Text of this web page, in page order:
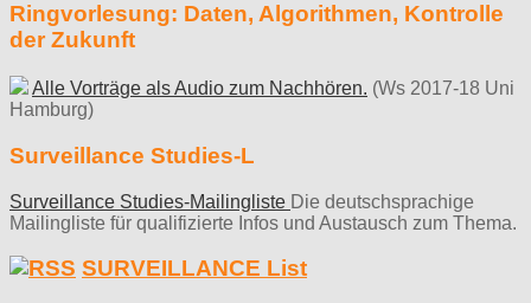
Ringvorlesung: Daten, Algorithmen, Kontrolle
der Zukunft
Alle Vorträge als Audio zum Nachhören. (Ws 2017-18 Uni
Hamburg)
Surveillance Studies-L
Surveillance Studies-Mailingliste Die deutschsprachige
Mailingliste für qualifizierte Infos und Austausch zum Thema.
SURVEILLANCE List